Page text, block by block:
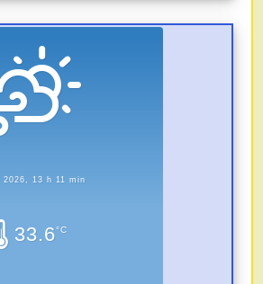
2026, 13 h 11 min
33.6°C